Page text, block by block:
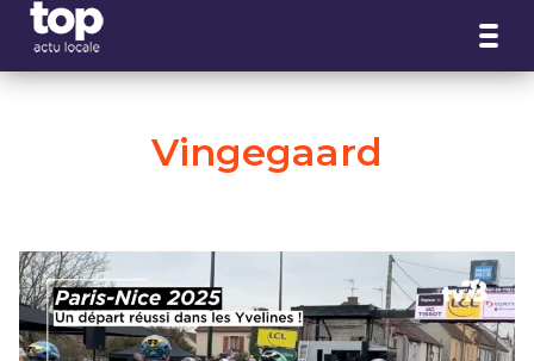
Vingegaard
Panneau de gestion des cookies